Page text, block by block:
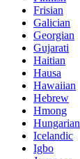
Frisian
Galician
Georgian
Gujarati
Haitian
Hausa
Hawaiian
Hebrew
Hmong
Hungarian
Icelandic
Igbo